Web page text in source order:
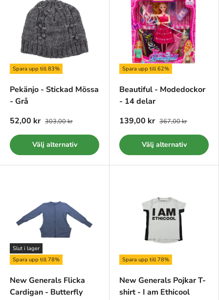
Spara upp till 83%
Pekänjo - Stickad Mössa
- Grå
52,00 kr 303,00 kr
Välj alternativ
Spara upp till 62%
Beautiful - Modedockor
- 14 delar
139,00 kr 367,00 kr
Välj alternativ
Slut i lager
Spara upp till 78%
New Generals Flicka
Cardigan - Butterfly
Spara upp till 78%
New Generals Pojkar T-
shirt - I am Ethicool